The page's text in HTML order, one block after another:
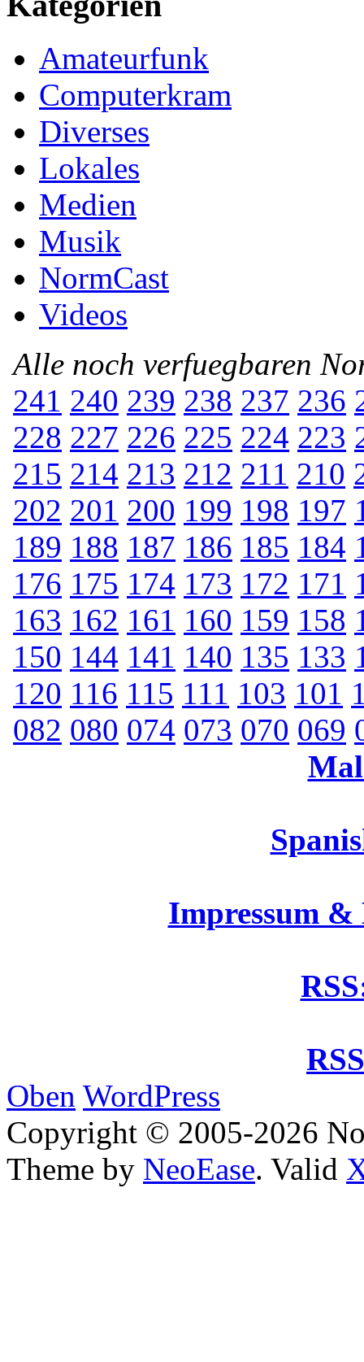
Amateurfunk
Computerkram
Diverses
Lokales
Medien
Musik
NormCast
Videos
Alle noch verfuegbaren
241 240 239 238 237 236
228 227 226 225 224 223
215 214 213 212 211 210
202 201 200 199 198 197
189 188 187 186 185 184
176 175 174 173 172 171
163 162 161 160 159 158
150 144 141 140 135 133
120 116 115 111 103 101
082 080 074 073 070 069
Impressum
Oben WordPress
Copyright © 2005-2026
Theme by NeoEase. Valid